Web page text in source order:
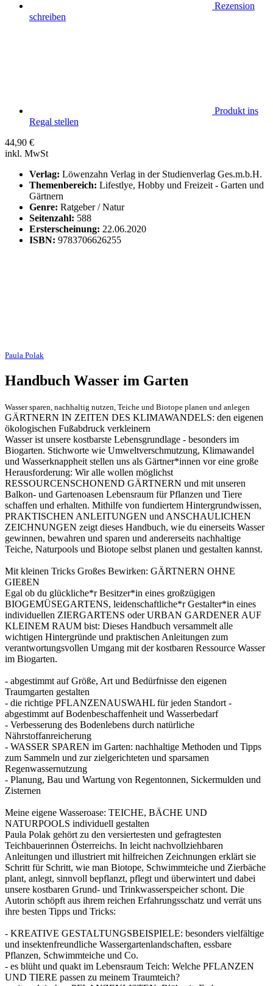
Rezension
schreiben
Produkt ins
Regal stellen
44,90 €
inkl. MwSt
Verlag: Löwenzahn Verlag in der Studienverlag Ges.m.b.H.
Themenbereich: Lifestlye, Hobby und Freizeit - Garten und
Gärtnern
Genre: Ratgeber / Natur
Seitenzahl: 588
Ersterscheinung: 22.06.2020
ISBN: 9783706626255
Paula Polak
Handbuch Wasser im Garten
Wasser sparen, nachhaltig nutzen, Teiche und Biotope planen und anlegen
GÄRTNERN IN ZEITEN DES KLIMAWANDELS: den eigenen
ökologischen Fußabdruck verkleinern
Wasser ist unsere kostbarste Lebensgrundlage - besonders im
Biogarten. Stichworte wie Umweltverschmutzung, Klimawandel
und Wasserknappheit stellen uns als Gärtner*innen vor eine große
Herausforderung: Wir alle wollen möglichst
RESSOURCENSCHONEND GÄRTNERN und mit unseren
Balkon- und Gartenoasen Lebensraum für Pflanzen und Tiere
schaffen und erhalten. Mithilfe von fundiertem Hintergrundwissen,
PRAKTISCHEN ANLEITUNGEN und ANSCHAULICHEN
ZEICHNUNGEN zeigt dieses Handbuch, wie du einerseits Wasser
gewinnen, bewahren und sparen und andererseits nachhaltige
Teiche, Naturpools und Biotope selbst planen und gestalten kannst.
Mit kleinen Tricks Großes Bewirken: GÄRTNERN OHNE
GIEßEN
Egal ob du glückliche*r Besitzer*in eines großzügigen
BIOGEMÜSEGARTENS, leidenschaftliche*r Gestalter*in eines
individuellen ZIERGARTENS oder URBAN GARDENER AUF
KLEINEM RAUM bist: Dieses Handbuch versammelt alle
wichtigen Hintergründe und praktischen Anleitungen zum
verantwortungsvollen Umgang mit der kostbaren Ressource Wasser
im Biogarten.
- abgestimmt auf Größe, Art und Bedürfnisse den eigenen
Traumgarten gestalten
- die richtige PFLANZENAUSWAHL für jeden Standort -
abgestimmt auf Bodenbeschaffenheit und Wasserbedarf
- Verbesserung des Bodenlebens durch natürliche
Nährstoffanreicherung
- WASSER SPAREN im Garten: nachhaltige Methoden und Tipps
zum Sammeln und zur zielgerichteten und sparsamen
Regenwassernutzung
- Planung, Bau und Wartung von Regentonnen, Sickermulden und
Zisternen
Meine eigene Wasseroase: TEICHE, BÄCHE UND
NATURPOOLS individuell gestalten
Paula Polak gehört zu den versiertesten und gefragtesten
Teichbauerinnen Österreichs. In leicht nachvollziehbaren
Anleitungen und illustriert mit hilfreichen Zeichnungen erklärt sie
Schritt für Schritt, wie man Biotope, Schwimmteiche und Zierbäche
plant, anlegt, sinnvoll bepflanzt, pflegt und überwintert und dabei
unsere kostbaren Grund- und Trinkwasserspeicher schont. Die
Autorin schöpft aus ihrem reichen Erfahrungsschatz und verrät uns
ihre besten Tipps und Tricks:
- KREATIVE GESTALTUNGSBEISPIELE: besonders vielfältige
und insektenfreundliche Wassergartenlandschaften, essbare
Pflanzen, Schwimmteiche und Co.
- es blüht und quakt im Lebensraum Teich: Welche PFLANZEN
UND TIERE passen zu meinem Traumteich?